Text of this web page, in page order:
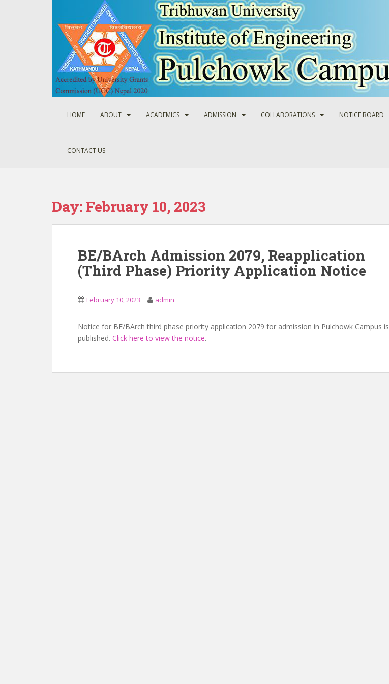
HOME ABOUT ACADEMICS ADMISSION COLLABORATIONS NOTICE BOARD
CONTACT US
Day: February 10, 2023
BE/BArch Admission 2079, Reapplication
(Third Phase) Priority Application Notice
February 10, 2023 admin
Notice for BE/BArch third phase priority application 2079 for admission in Pulchowk Campus is
published. Click here to view the notice.